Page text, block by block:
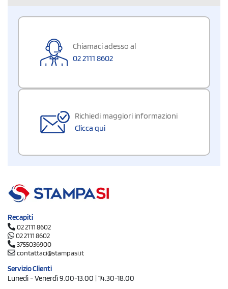
Chiamaci adesso al
02 2111 8602
Richiedi maggiori informazioni
Clicca qui
Recapiti
02 2111 8602
02 2111 8602
3755036900
contattaci@stampasi.it
Servizio Clienti
Lunedì - Venerdì 9.00-13.00 | 14.30-18.00